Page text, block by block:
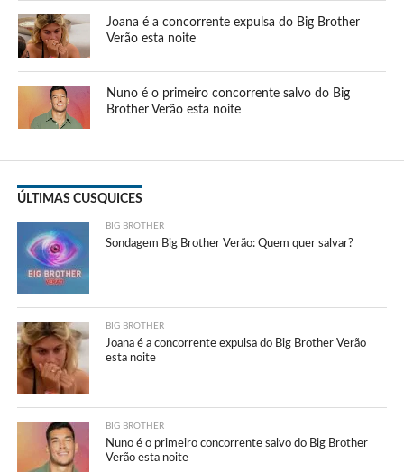
Joana é a concorrente expulsa do Big Brother
Verão esta noite
Nuno é o primeiro concorrente salvo do Big
Brother Verão esta noite
ÚLTIMAS CUSQUICES
BIG BROTHER
Sondagem Big Brother Verão: Quem quer salvar?
BIG BROTHER
Joana é a concorrente expulsa do Big Brother Verão
esta noite
BIG BROTHER
Nuno é o primeiro concorrente salvo do Big Brother
Verão esta noite